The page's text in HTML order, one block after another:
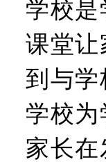
学校是
课堂让
到与学
学校为
家长在